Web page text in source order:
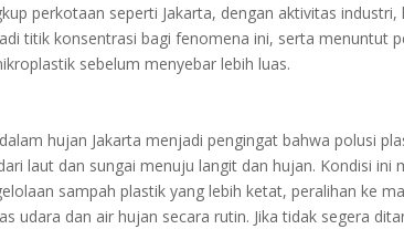
perkotaan seperti Jakarta, dengan aktivitas
titik konsentrasi bagi fenomena ini, serta menuntut
sebelum menyebar lebih luas.
hujan Jakarta menjadi pengingat bahwa polusi
laut dan sungai menuju langit dan hujan. Kondisi ini
sampah plastik yang lebih ketat, peralihan ke
udara dan air hujan secara rutin. Jika tidak segera